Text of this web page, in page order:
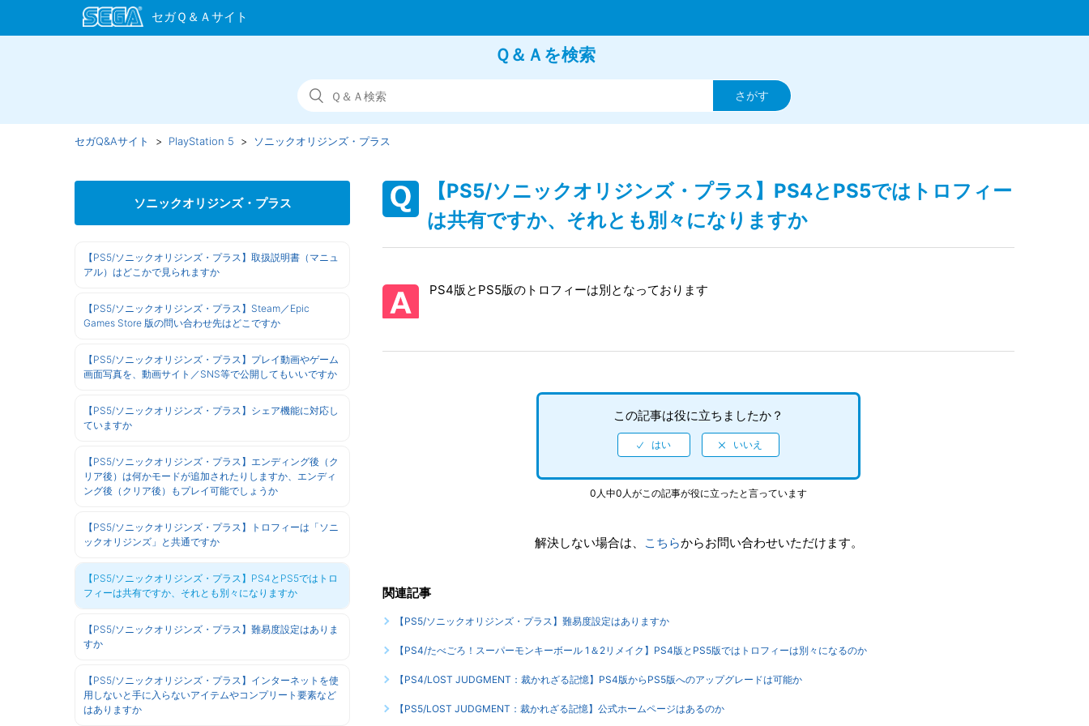
Ｑ＆Ａを検索
セガQ&Aサイト PlayStation 5 ソニックオリジンズ・プラス
ソニックオリジンズ・プラス
【PS5/ソニックオリジンズ・プラス】取扱説明書（マニュ
アル）はどこかで見られますか
【PS5/ソニックオリジンズ・プラス】Steam／Epic
Games Store 版の問い合わせ先はどこですか
【PS5/ソニックオリジンズ・プラス】プレイ動画やゲーム
画面写真を、動画サイト／SNS等で公開してもいいですか
【PS5/ソニックオリジンズ・プラス】シェア機能に対応し
ていますか
【PS5/ソニックオリジンズ・プラス】エンディング後（ク
リア後）は何かモードが追加されたりしますか、エンディ
ング後（クリア後）もプレイ可能でしょうか
【PS5/ソニックオリジンズ・プラス】トロフィーは「ソニ
ックオリジンズ」と共通ですか
【PS5/ソニックオリジンズ・プラス】PS4とPS5ではトロ
フィーは共有ですか、それとも別々になりますか
【PS5/ソニックオリジンズ・プラス】難易度設定はありま
すか
【PS5/ソニックオリジンズ・プラス】インターネットを使
用しないと手に入らないアイテムやコンプリート要素など
はありますか
【PS5/ソニックオリジンズ・プラス】PS4とPS5ではトロフィー
は共有ですか、それとも別々になりますか
PS4版とPS5版のトロフィーは別となっております
この記事は役に立ちましたか？
0人中0人がこの記事が役に立ったと言っています
解決しない場合は、 こちらからお問い合わせいただけます。
関連記事
【PS5/ソニックオリジンズ・プラス】難易度設定はありますか
【PS4/たべごろ！スーパーモンキーボール 1＆2リメイク】PS4版とPS5版ではトロフィーは別々になるのか
【PS4/LOST JUDGMENT：裁かれざる記憶】PS4版からPS5版へのアップグレードは可能か
【PS5/LOST JUDGMENT：裁かれざる記憶】公式ホームページはあるのか